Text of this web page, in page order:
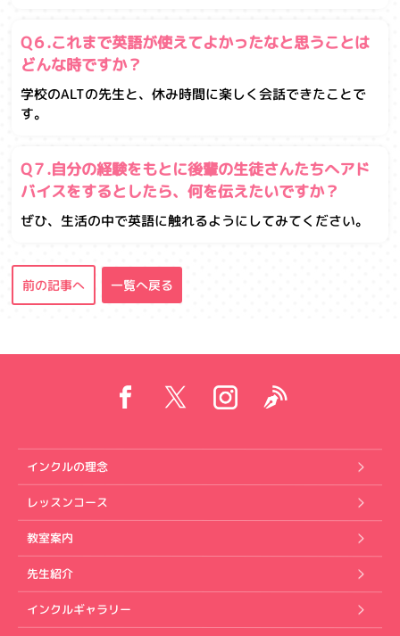
Q６.これまで英語が使えてよかったなと思うことは
どんな時ですか？
学校のALTの先生と、休み時間に楽しく会話できたことで
す。
Q７.自分の経験をもとに後輩の生徒さんたちへアド
バイスをするとしたら、何を伝えたいですか？
ぜひ、生活の中で英語に触れるようにしてみてください。
前の記事へ 一覧へ戻る
インクルの理念
レッスンコース
教室案内
先生紹介
インクルギャラリー